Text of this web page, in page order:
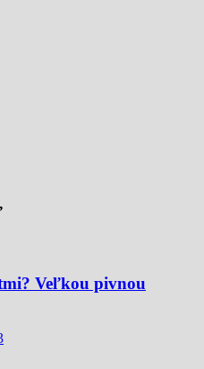
Veľkou pivnou